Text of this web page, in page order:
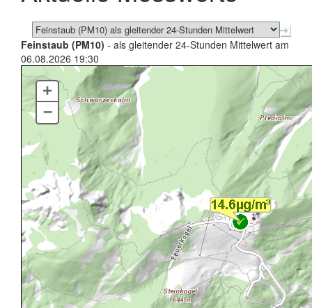
Feinstaub (PM10) - als gleitender 24-Stunden Mittelwert am
06.08.2026 19:30
+
–